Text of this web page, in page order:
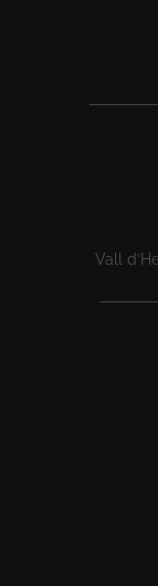
Vall